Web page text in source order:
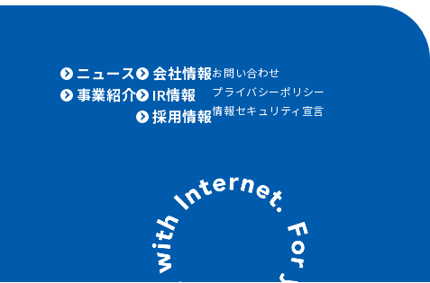
ニュース
事業紹介
会社情報
IR情報
採用情報
お問い合わせ
プライバシーポリシー
情報セキュリティ宣言